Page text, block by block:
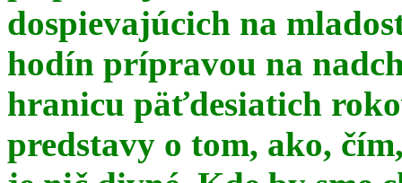
dospievajúcich na
hodín prípravou na
hranicu päťdesiatich
predstavy o tom, ako,